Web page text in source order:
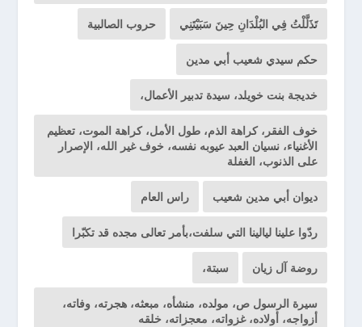
تَذَلَّلْتُ فِي البُلْدَانِ حِينَ سَبَيْتَنِي حروب الصالبية
حكم سيدي شعيب أبي مدين
خديجة بنت خويلد، سيدة تدبير الأعمال،
خوف الفقر، كراهة الذم، طول الأمل، كراهة الموت، تعظيم
الأغنياء، نسيان العبد عيوبه نفسه، خوف غير الله، الإصرار
على الذنوب، الغفلة
ديوان أبي مدين شعيب راس العام
ردّوا علينا ليالينا التي سلفت،بأمر تعالى مجده قد تكبّرا
روضة آل زيان سبتة،
سيرة الرسول ص، مولده، منشأه، مبعثه، هجرته، وفاته،
أزواجه، أولاده، غزواته، معجزاته، خلقه